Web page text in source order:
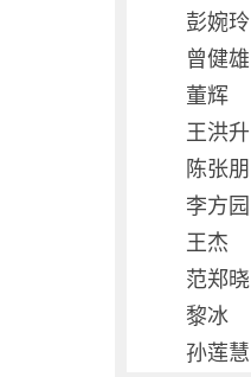
彭婉玲
曾健雄
董辉
王洪升
陈张朋
李方园
王杰
范郑晓
黎冰
孙莲慧